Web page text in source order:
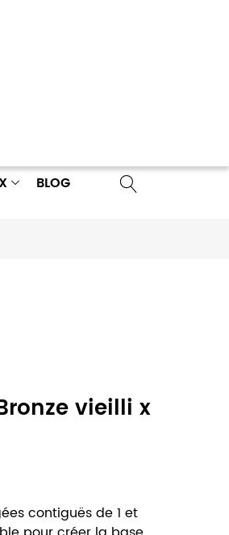
BLOG
vieilli x
contiguës de 1 et